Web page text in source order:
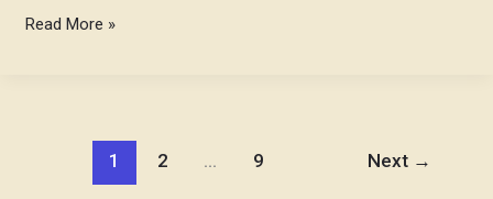
Read More »
1 2 … 9 Next →